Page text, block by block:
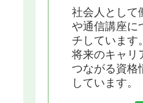
社会人として
や通信講座に
チしています。
将来のキャリ
つながる資格
しています。